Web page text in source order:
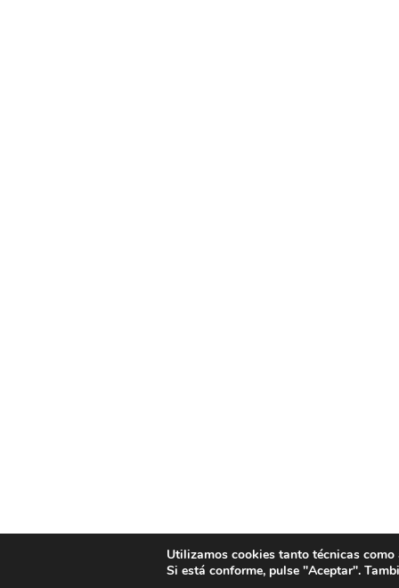
Utilizamos cookies tanto técnicas
Si está conforme, pulse "Aceptar".